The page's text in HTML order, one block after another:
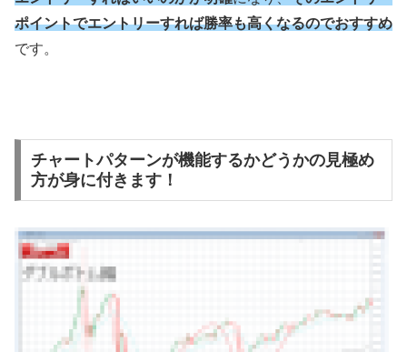
ポイントでエントリーすれば勝率も高くなるのでおすすめ
です。
チャートパターンが機能するかどうかの見極め
方が身に付きます！